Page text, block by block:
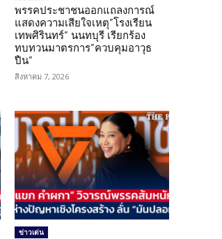
พรรคประชาชนออกแถลงการณ์
แสดงความเสียใจเหตุ”โรงเรียน
เทพศิรินทร์” นนทบุรี เรียกร้อง
ทบทวนมาตรการ”ควบคุมอาวุธ
ปืน”
สิงหาคม 7, 2026
ข่าวเด่น